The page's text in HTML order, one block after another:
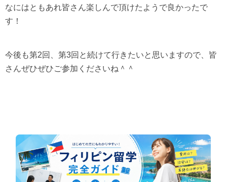
なにはともあれ皆さん楽しんで頂けたようで良かったで
す！
今後も第2回、第3回と続けて行きたいと思いますので、皆
さんぜひぜひご参加くださいね＾＾